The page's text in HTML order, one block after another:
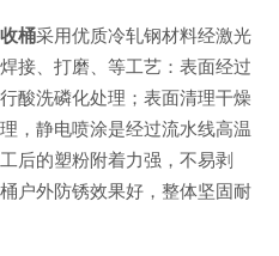
桶采用优质冷轧钢材料经激光
接、打磨、等工艺：表面经过
酸洗磷化处理；表面清理干燥
，静电喷涂是经过流水线高温
后的塑粉附着力强，不易剥
户外防锈效果好，整体坚固耐